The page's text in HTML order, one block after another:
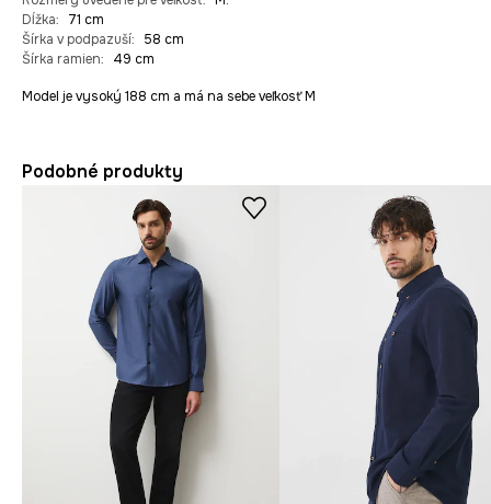
Dĺžka:
71 cm
Šírka v podpazuší:
58 cm
Šírka ramien: 49 cm
Model je vysoký 188 cm a má na sebe veľkosť M
Podobné produkty